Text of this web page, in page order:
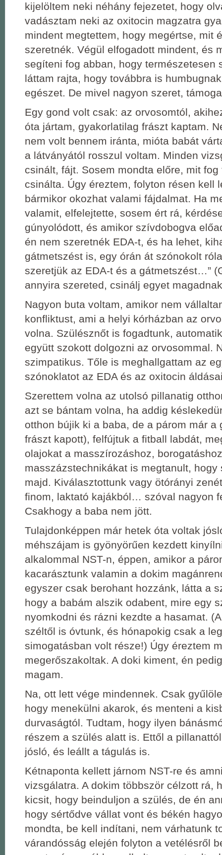
kijelöltem neki néhány fejezetet, hogy
vadásztam neki az oxitocin magzatra
mindent megtettem, hogy megértse, mit
szeretnék. Végül elfogadott mindent, és
segíteni fog abban, hogy természetesen
láttam rajta, hogy továbbra is
egészet. De mivel nagyon szeret,
Egy gond volt csak: az orvosomtól,
óta jártam, gyakorlatilag frászt kaptam.
nem volt bennem iránta, mióta babát
a látványától rosszul voltam. Minden
csinált, fájt. Sosem mondta előre, mit fog
csinálta. Úgy éreztem, folyton résen kell
bármikor okozhat valami fájdalmat. Ha
valamit, elfelejtette, sosem ért rá,
gúnyolódott, és amikor szívdobogva
én nem szeretnék EDA-t, és ha lehet,
gátmetszést is, egy órán át szónokolt
szeretjük az EDA-t és a gátmetszést…”
annyira szereted, csinálj egyet
Nagyon buta voltam, amikor nem
konfliktust, ami a helyi kórházban az
volna. Szülésznőt is fogadtunk,
együtt szokott dolgozni az orvosommal.
szimpatikus. Tőle is meghallgattam az
szónoklatot az EDA és az oxitocin
Szerettem volna az utolsó pillanatig
azt se bántam volna, ha addig
otthon bújik ki a baba, de a párom már a
frászt kapott), felfújtuk a fitball labdát,
olajokat a masszírozáshoz,
masszázstechnikákat is megtanult, hogy
majd. Kiválasztottunk vagy ötórányi
finom, laktató kajákból… szóval nagyon
Csakhogy a baba nem jött.
Tulajdonképpen már hetek óta voltak
méhszájam is gyönyörűen kezdett
alkalommal NST-n, éppen, amikor a
kacarásztunk valamin a dokim
egyszer csak berohant hozzánk, látta a
hogy a babám alszik odabent, mire egy
nyomkodni és rázni kezdte a hasamat.
széltől is óvtunk, és hónapokig csak a
simogatásban volt része!) Úgy éreztem
megerőszakoltak. A doki kiment, én
magam.
Na, ott lett vége mindennek. Csak
hogy menekülni akarok, és menteni a
durvaságtól. Tudtam, hogy ilyen
részem a szülés alatt is. Ettől a
jósló, és leállt a tágulás is.
Kétnaponta kellett járnom NST-re és
vizsgálatra. A dokim többször célzott rá,
kicsit, hogy beinduljon a szülés, de én
hogy sértődve vállat vont és békén
mondta, be kell indítani, nem várhatunk
várandósság elején folyton a vetélésről